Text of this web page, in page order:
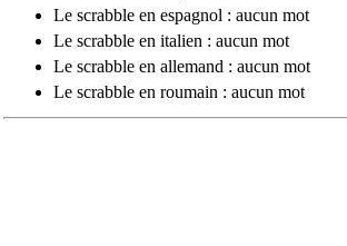
Le scrabble en espagnol : aucun mot
Le scrabble en italien : aucun mot
Le scrabble en allemand : aucun mot
Le scrabble en roumain : aucun mot